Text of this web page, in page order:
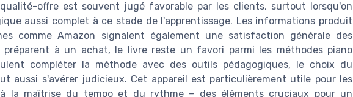
offre est souvent jugé favorable par les clients, surtout lorsqu'on
aussi complet à ce stade de l'apprentissage. Les informations produit
comme Amazon signalent également une satisfaction générale des
préparent à un achat, le livre reste un favori parmi les méthodes piano
compléter la méthode avec des outils pédagogiques, le choix du
aussi s'avérer judicieux. Cet appareil est particulièrement utile pour les
la maîtrise du tempo et du rythme – des éléments cruciaux pour un